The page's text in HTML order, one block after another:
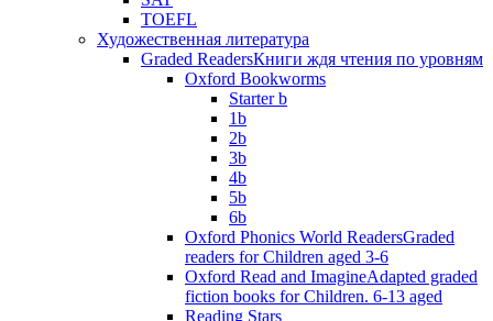
TOEFL
Художественная литература
Graded ReadersКниги ждя чтения по уровням
Oxford Bookworms
Starter b
1b
2b
3b
4b
5b
6b
Oxford Phonics World ReadersGraded
readers for Children aged 3-6
Oxford Read and ImagineAdapted graded
fiction books for Children. 6-13 aged
Reading Stars